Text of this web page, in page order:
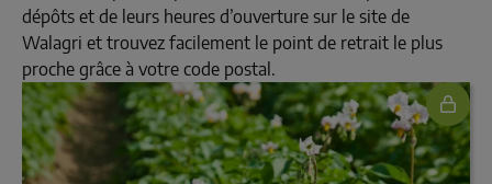
dépôts et de leurs heures d’ouverture sur le site de
Walagri et trouvez facilement le point de retrait le plus
proche grâce à votre code postal.